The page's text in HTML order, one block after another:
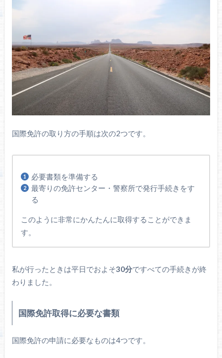
国際免許の取り方の手順は次の2つです。
必要書類を準備する
最寄りの免許センター・警察所で発行手続きをす
る
このように非常にかんたんに取得することができま
す。
私が行ったときは平日でおよそ30分ですべての手続きが終
わりました。
国際免許取得に必要な書類
国際免許の申請に必要なものは4つです。